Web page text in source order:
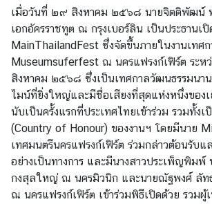
ศ
ข้
อ
มู
ล
ทั่
ว
ไ
ป
เมื่อวันที่ ๒๙ สิงหาคม ๒๕๖๘ นายจิตติพัฒน์ ท
เอกอัครราชทูต ณ กรุงเบอร์ลิน เป็นประธานเ
MainThailandFest ซึ่งจัดขึ้นภายในงานเทศก
Museumsuferfest ณ นครแฟรงก์เฟิร์ต ระ
สิงหาคม ๒๕๖๘ ซึ่งเป็นเทศกาลวัฒนธรรมนา
ไมน์ที่ยิ่งใหญ่และมีชื่อเสียงที่สุดแห่งหนึ่งของ
นับเป็นครั้งแรกที่ประเทศไทยเข้าร่วม รวมทั้งเ
(Country of Honour) ของงานฯ โดยมีนาย
เทศมนตรีนครแฟรงก์เฟิร์ต ร่วมกล่าวต้อนรับแ
อย่างเป็นทางการ และมีนางสาวประเพ็ญพิมพ์
กงสุลใหญ่ ณ นครมิวนิก และนายณัฐพงศ์ ลั
ณ นครแฟรงก์เฟิร์ต เข้าร่วมพิธีเปิดด้วย รวมผู้เ